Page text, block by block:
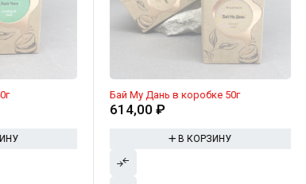
Бай Му Дань в коробке 50г
614,00 ₽
В КОРЗИНУ